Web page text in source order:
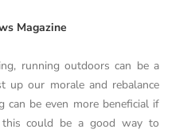
Magazine
running outdoors can be a
up our morale and rebalance
can be even more beneficial if
could be a good way to